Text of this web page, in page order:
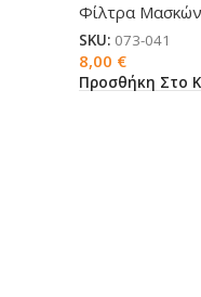
Φίλτρα Μασκών
SKU: 073-041
8,00 €
Προσθήκη Στο